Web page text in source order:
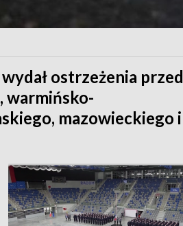
ostrzeżenia przed
warmińsko-
mazowieckiego i